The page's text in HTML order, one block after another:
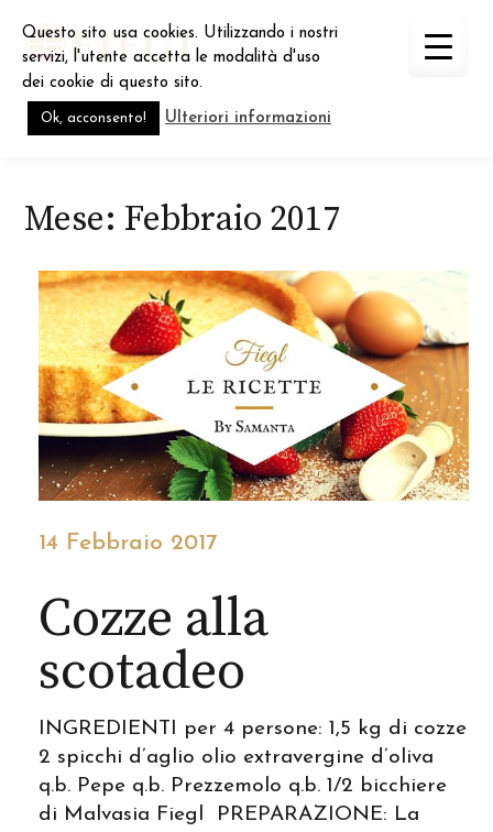
content
Mese: Febbraio 2017
14 Febbraio 2017
Cozze alla
scotadeo
INGREDIENTI per 4 persone: 1,5 kg di cozze
2 spicchi d’aglio olio extravergine d’oliva
q.b. Pepe q.b. Prezzemolo q.b. 1/2 bicchiere
di Malvasia Fiegl PREPARAZIONE: La
Questo sito usa cookies. Utilizzando i nostri
servizi, l'utente accetta le modalità d'uso
dei cookie di questo sito.
Ok, acconsento! Ulteriori informazioni